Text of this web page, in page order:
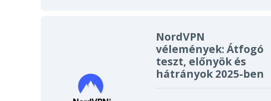
NordVPN
vélemények: Átfogó
teszt, előnyök és
hátrányok 2025-ben